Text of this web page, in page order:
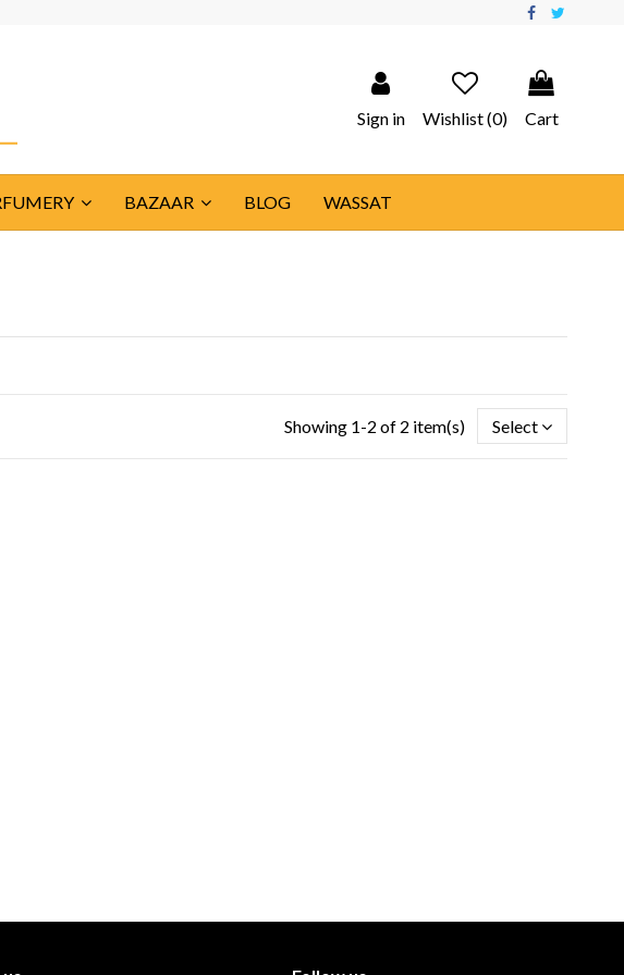
Sign in Wishlist (0) Cart
BAZAAR BLOG WASSAT
Showing 1-2 of 2 item(s) Select